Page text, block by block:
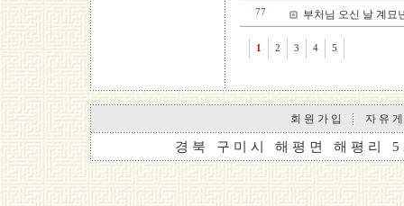
77 부처님 오신 날 계묘
1 2 3 4 5
회 원 가 입 자 유
경 북 구 미 시 해 평 면 해 평